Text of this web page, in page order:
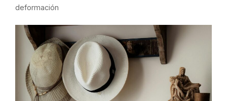
deformación